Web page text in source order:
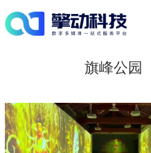
旗峰公园